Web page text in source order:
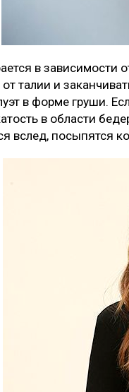
в зависимости
талии и
в форме груши.
в области
вслед, посыпятся